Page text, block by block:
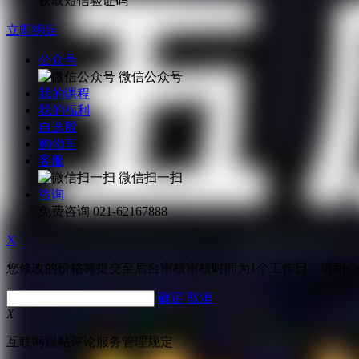
立即绑定
公众号
微信公众号
我的课程
我的福利
自选股
购物车
客服
微信扫一扫
咨询
免费咨询 021-62167888
X
您修改的价格将提交至后台审核审核时间为1个工作日，请耐
确定 取消
X
互联网跟帖评论服务管理规定